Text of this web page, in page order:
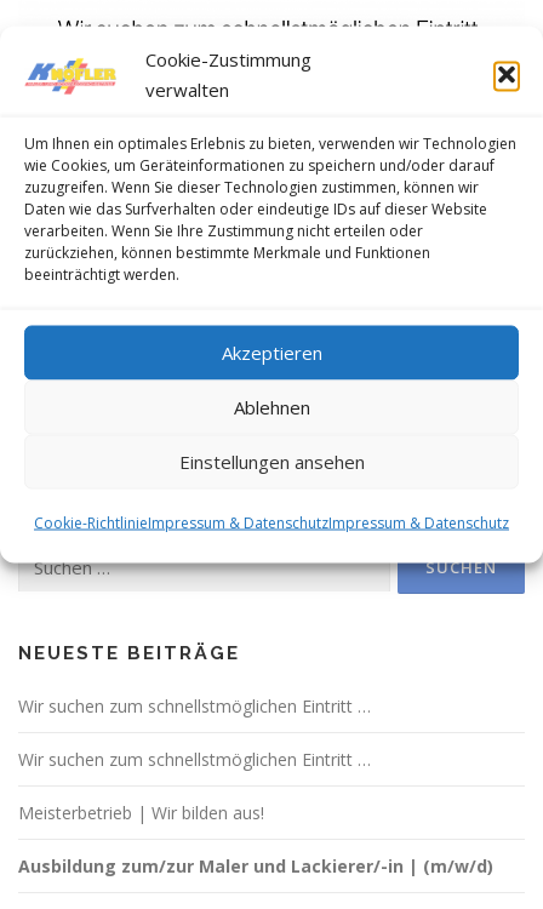
Cookie-Zustimmung
verwalten
Um Ihnen ein optimales Erlebnis zu bieten, verwenden wir Technologien
wie Cookies, um Geräteinformationen zu speichern und/oder darauf
zuzugreifen. Wenn Sie dieser Technologien zustimmen, können wir
Daten wie das Surfverhalten oder eindeutige IDs auf dieser Website
verarbeiten. Wenn Sie Ihre Zustimmung nicht erteilen oder
zurückziehen, können bestimmte Merkmale und Funktionen
beeinträchtigt werden.
Akzeptieren
Ablehnen
Einstellungen ansehen
Cookie-RichtlinieImpressum & DatenschutzImpressum & Datenschutz
nach:
NEUESTE BEITRÄGE
Wir suchen zum schnellstmöglichen Eintritt …
Wir suchen zum schnellstmöglichen Eintritt …
Meisterbetrieb | Wir bilden aus!
Ausbildung zum/zur Maler und Lackierer/-in | (m/w/d)